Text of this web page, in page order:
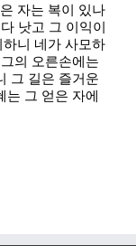
자는 복이 있나
낫고 그 이익이
니 네가 사모하
의 오른손에는
그 길은 즐거운
는 그 얻은 자에